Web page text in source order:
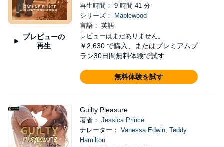
プレビューの
再生
再生時間： 9 時間 41 分
シリーズ：
Maplewood
言語： 英語
レビューはまだありません。
￥2,630 で購入、またはプレミアムプ
ラン30日間無料体験で試す
無料体験を試す
Guilty Pleasure
著者： Jessica Prince
ナレーター： Vanessa Edwin, Teddy
Hamilton